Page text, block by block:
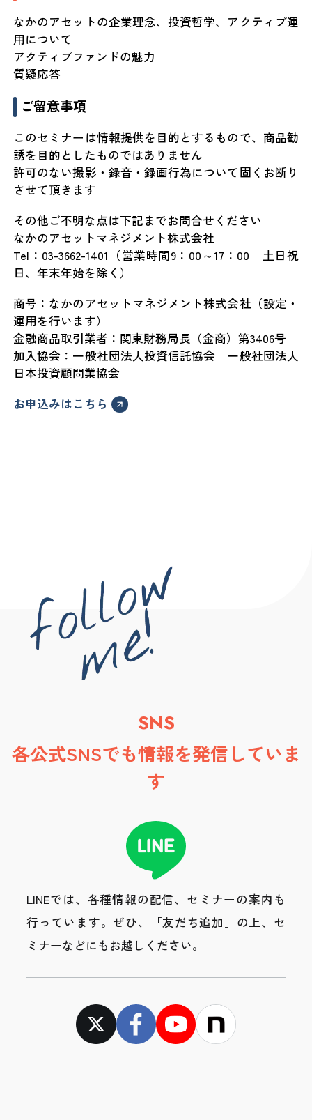
なかのアセットの企業理念、投資哲学、アクティブ運
用について
アクティブファンドの魅力
質疑応答
ご留意事項
このセミナーは情報提供を目的とするもので、商品勧
誘を目的としたものではありません
許可のない撮影・録音・録画行為について固くお断り
させて頂きます
その他ご不明な点は下記までお問合せください
なかのアセットマネジメント株式会社
Tel：03-3662-1401（営業時間9：00～17：00 土日祝
日、年末年始を除く）
商号：なかのアセットマネジメント株式会社（設定・
運用を行います）
金融商品取引業者：関東財務局長（金商）第3406号
加入協会：一般社団法人投資信託協会 一般社団法人
日本投資顧問業協会
お申込みはこちら
SNS
各公式SNSでも情報を発信していま
す
LINEでは、各種情報の配信、セミナーの案内も
行っています。 ぜひ、「友だち追加」の上、セ
ミナーなどにもお越しください。